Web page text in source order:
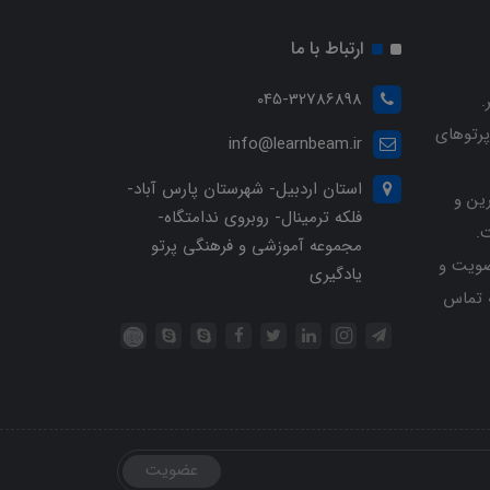
و
و
خرید با شماره تلفن 04532786898 تماس
ارتباط با ما
045-32786898
info@learnbeam.ir
استان اردبیل- شهرستان پارس آباد-
فلکه ترمینال- روبروی ندامتگاه-
مجموعه آموزشی و فرهنگی پرتو
یادگیری
عضویت